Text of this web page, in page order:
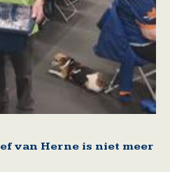
van Herne is niet meer